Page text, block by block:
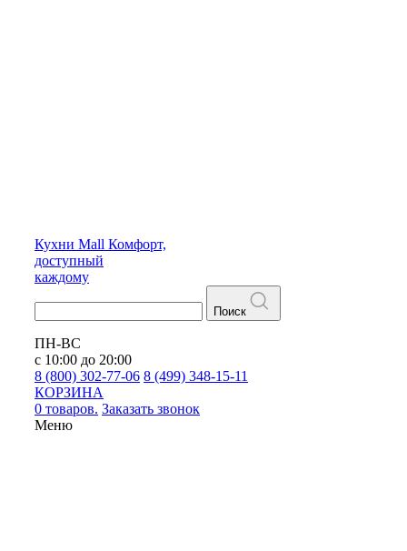
Кухни Mall Комфорт,
доступный
каждому
Поиск
ПН-ВС
с 10:00 до 20:00
8 (800) 302-77-06 8 (499) 348-15-11
КОРЗИНА
0 товаров. Заказать звонок
Меню